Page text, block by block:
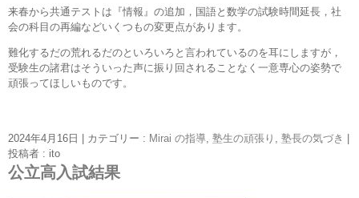
来春から共通テストは『情報』の追加，国語と数学の試験時間延長，社
会の科目の再編などいくつもの変更点があります。
難化するだの荒れるだのといろいろと言われているのを耳にしますが，
受験生の諸君はそういった声に振り回されることなく一意専心の姿勢で
頑張ってほしいものです。
2024年4月16日 カテゴリー : Mirai の指導 塾生の頑張り 塾長の気づき
投稿者 : ito
公立高入試結果